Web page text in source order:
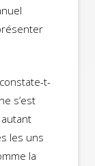
t-
s’est
les uns
la